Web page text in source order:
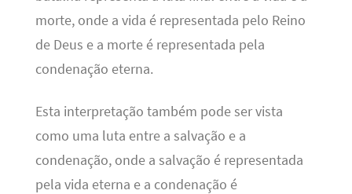
morte, onde a vida é representada pelo Reino
de Deus e a morte é representada pela
condenação eterna.
Esta interpretação também pode ser vista
como uma luta entre a salvação e a
condenação, onde a salvação é representada
pela vida eterna e a condenação é